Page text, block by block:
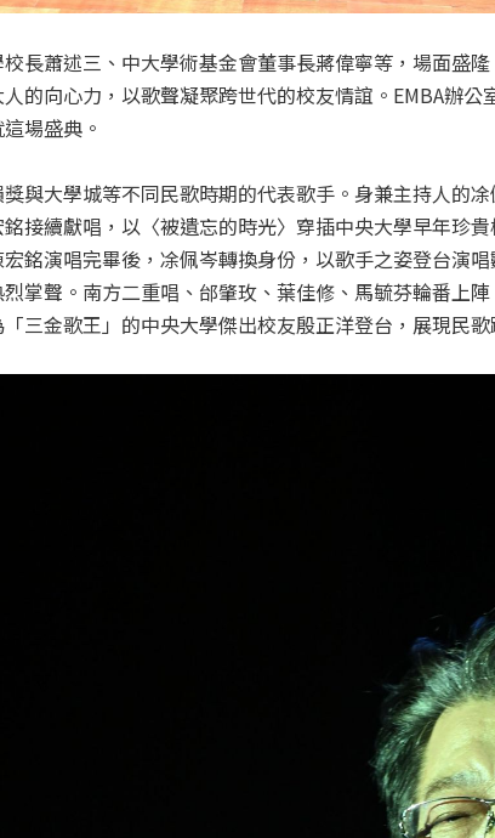
長蕭述三、中大學術基金會董事長蔣偉寧等，場面盛
的向心力，以歌聲凝聚跨世代的校友情誼。EMBA辦
場盛典。
與大學城等不同民歌時期的代表歌手。身兼主持人的
接續獻唱，以〈被遺忘的時光〉穿插中央大學早年珍
銘演唱完畢後，凃佩岑轉換身份，以歌手之姿登台演
掌聲。南方二重唱、邰肇玫、葉佳修、馬毓芬輪番上
三金歌王」的中央大學傑出校友殷正洋登台，展現民歌